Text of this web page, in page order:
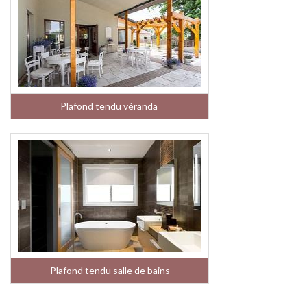
Plafond tendu véranda
Plafond tendu salle de bains